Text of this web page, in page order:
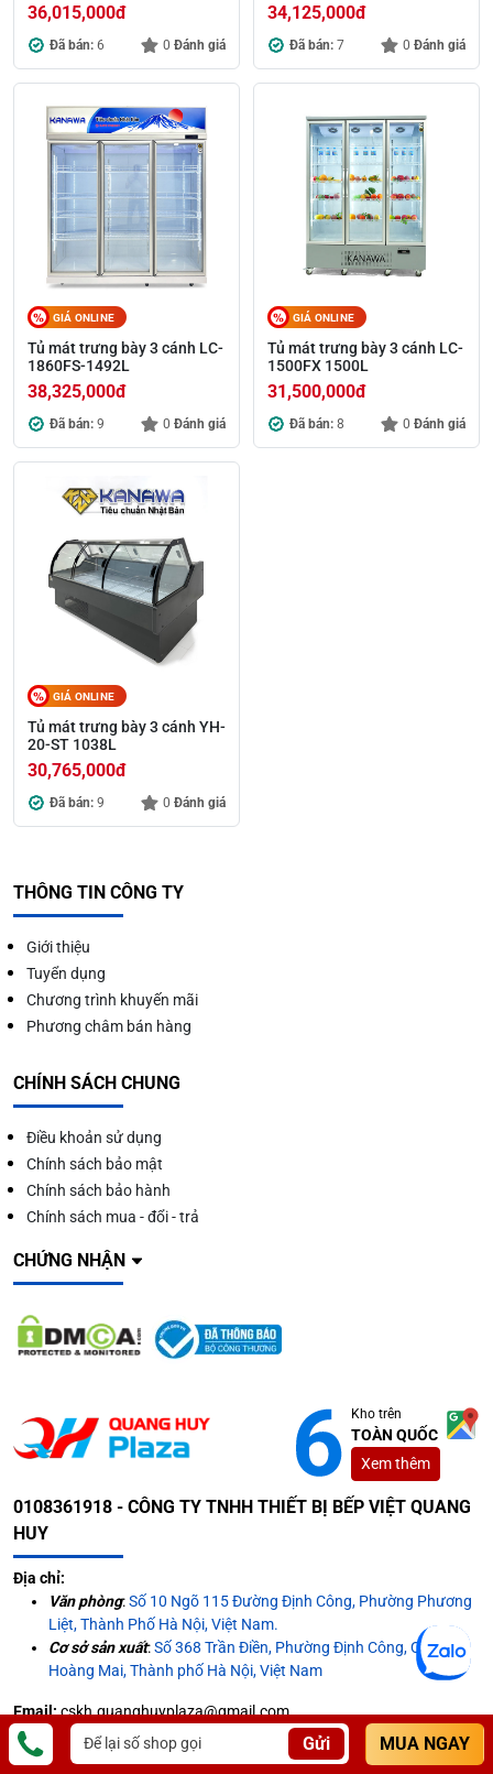
36,015,000đ
Đã bán: 6 0 Đánh giá
34,125,000đ
Đã bán: 7 0 Đánh giá
GIÁ ONLINE
Tủ mát trưng bày 3 cánh LC-
1860FS-1492L
38,325,000đ
Đã bán: 9 0 Đánh giá
GIÁ ONLINE
Tủ mát trưng bày 3 cánh LC-
1500FX 1500L
31,500,000đ
Đã bán: 8 0 Đánh giá
GIÁ ONLINE
Tủ mát trưng bày 3 cánh YH-
20-ST 1038L
30,765,000đ
Đã bán: 9 0 Đánh giá
THÔNG TIN CÔNG TY
Giới thiệu
Tuyển dụng
Chương trình khuyến mãi
Phương châm bán hàng
CHÍNH SÁCH CHUNG
Điều khoản sử dụng
Chính sách bảo mật
Chính sách bảo hành
Chính sách mua - đổi - trả
CHỨNG NHẬN
Kho trên
TOÀN QUỐC
Xem thêm
0108361918 - CÔNG TY TNHH THIẾT BỊ BẾP VIỆT QUANG
HUY
Địa chỉ:
Văn phòng:Số 10 Ngõ 115 Đường Định Công, Phường Phương
Liệt, Thành Phố Hà Nội, Việt Nam.
Cơ sở sản xuất:Số 368 Trần Điền, Phường Định Công, Quận
Hoàng Mai, Thành phố Hà Nội, Việt Nam
Email:cskh.quanghuyplaza@gmail.com
Gửi MUA NGAY